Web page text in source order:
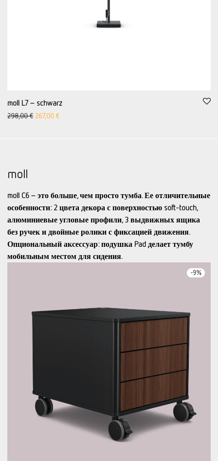
moll L7 – schwarz
298,00€ Первоначальная цена была: € 298.00
267,00 €Aktueller Preis ist: 267,00 €.
moll
moll C6 – это больше, чем просто тумба. Ее отличительные
особенности: 2 цвета декора с поверхностью soft-touch,
алюминиевые угловые профили, 3 выдвижных ящика
без ручек и двойные ролики с фиксацией движения.
Опциональный аксессуар: подушка Pad делает тумбу
мобильным местом для сидения.
-9%